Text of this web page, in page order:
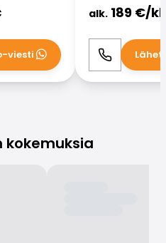
viesti
alk. 189 €/kk
Soita
kokemuksia